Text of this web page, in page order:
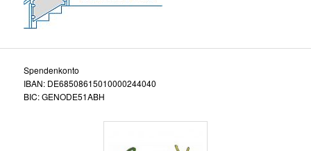
Spendenkonto
IBAN: DE68508615010000244040
BIC: GENODE51ABH